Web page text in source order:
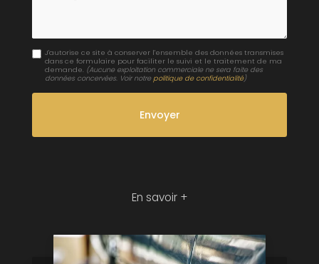
J'autorise ce site à conserver l'ensemble des données transmises
dans ce formulaire pour faciliter le suivi et le traitement de ma
demande. (Aucune exploitation commerciale ne sera faite des
données concervées. Voir notre politique de confidentialité)
En savoir +